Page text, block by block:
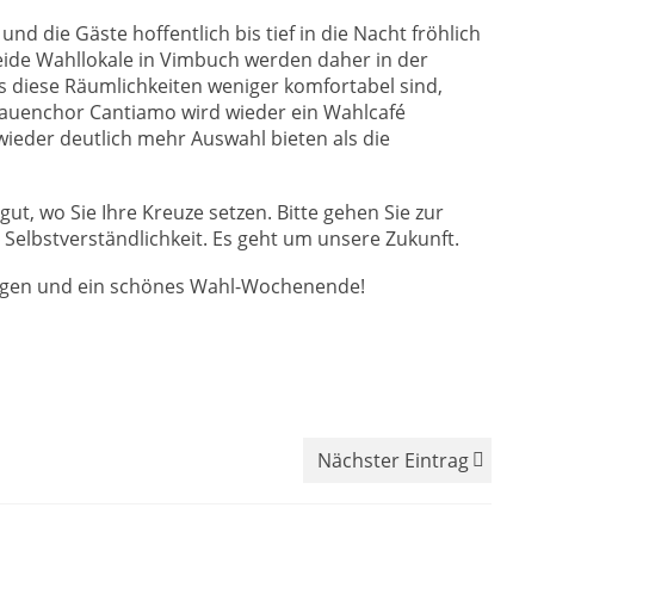
die Gäste hoffentlich bis tief in die Nacht fröhlich
Wahllokale in Vimbuch werden daher in der
Räumlichkeiten weniger komfortabel sind,
Cantiamo wird wieder ein Wahlcafé
deutlich mehr Auswahl bieten als die
wo Sie Ihre Kreuze setzen. Bitte gehen Sie zur
Es geht um unsere Zukunft.
und ein schönes Wahl-Wochenende!
Nächster Eintrag